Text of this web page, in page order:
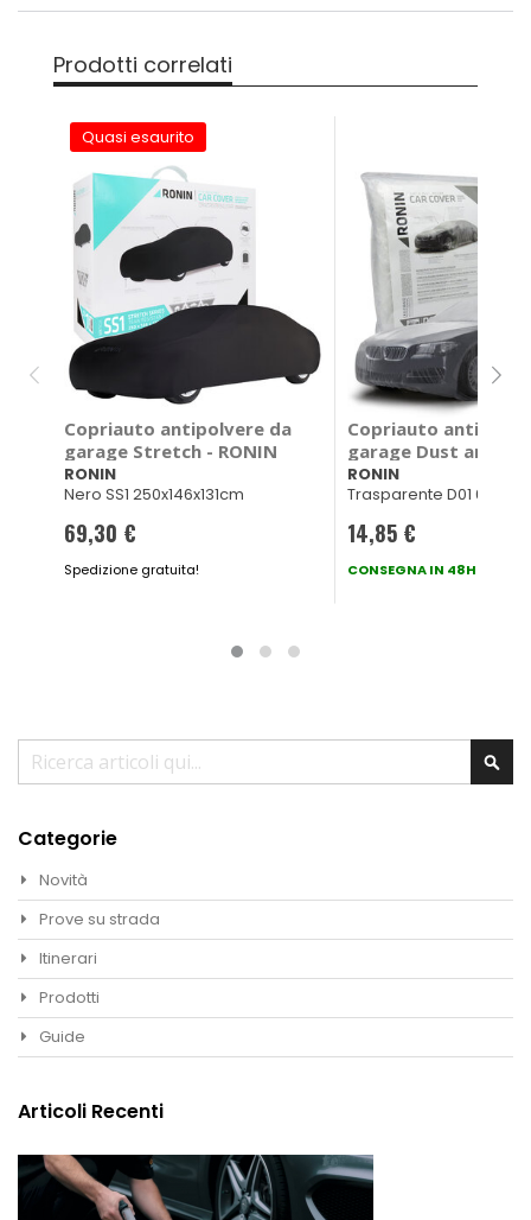
Prodotti correlati
Quasi esaurito
Copriauto antipolvere da
garage Stretch - RONIN
RONIN
Nero SS1 250x146x131cm
69,30 €
Spedizione gratuita!
Copriauto
garage Dust and
RONIN
RONIN
Trasparente D01
14,85 €
CONSEGNA IN 48H
Categorie
Novità
Prove su strada
Itinerari
Prodotti
Guide
Articoli Recenti